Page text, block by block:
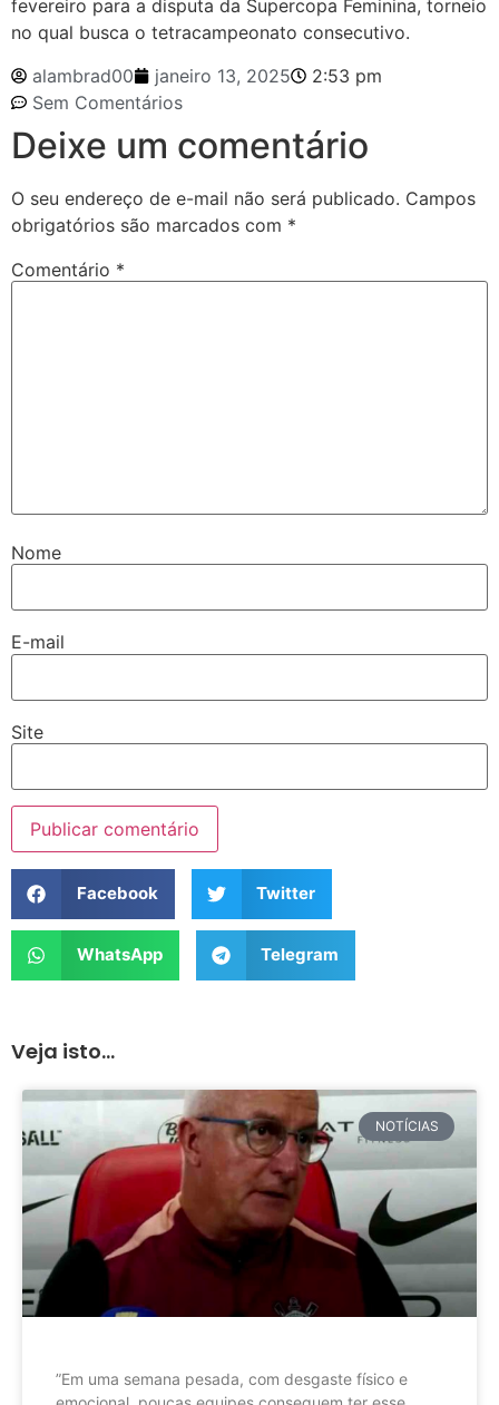
fevereiro para a disputa da Supercopa Feminina, torneio
no qual busca o tetracampeonato consecutivo.
alambrad00
janeiro 13, 2025
2:53 pm
Sem Comentários
Deixe um comentário
O seu endereço de e-mail não será publicado. Campos
obrigatórios são marcados com *
Comentário *
Nome
E-mail
Site
Facebook Twitter
WhatsApp Telegram
Veja isto...
NOTÍCIAS
”Em uma semana pesada, com desgaste físico e